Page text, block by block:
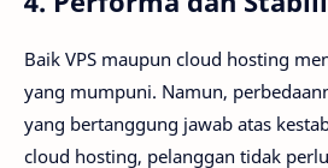
Baik VPS maupun cloud hosting
yang mumpuni. Namun,
yang bertanggung jawab atas
cloud hosting, pelanggan tidak